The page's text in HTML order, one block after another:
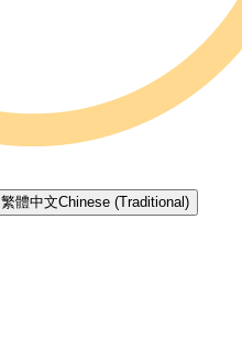
繁體中文Chinese (Traditional)